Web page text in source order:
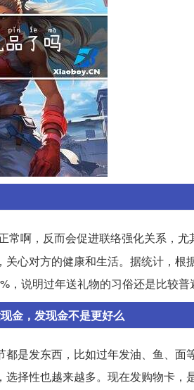
常啊，反而会促进联络强化关系，
心对方的健康和生活。据统计，
说明过年送礼物的习俗还是比较普
金，发现金不是更好么
是发东西，比如过年发油、鱼、
择性也越来越多。现在发购物卡